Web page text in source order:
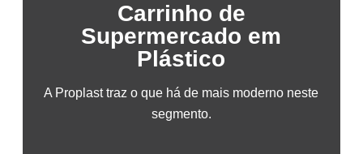
Carrinho de
Supermercado em
Plástico
A Proplast traz o que há de mais moderno neste
segmento.